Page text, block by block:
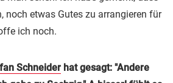
noch etwas Gutes zu arrangieren für
ich noch.
Schneider hat gesagt: "Andere